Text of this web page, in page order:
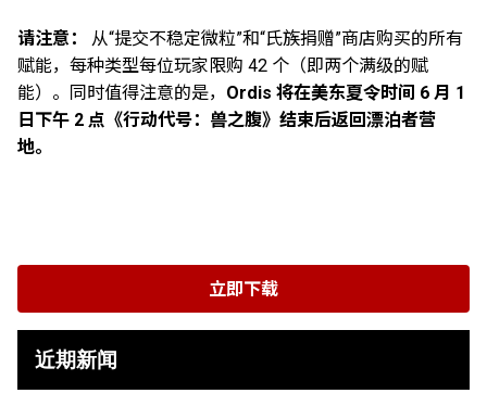
请注意：
从“提交不稳定微粒”和“氏族捐赠”商店购买的所有
赋能，每种类型每位玩家限购 42 个（即两个满级的赋
能）。同时值得注意的是， Ordis 将在美东夏令时间 6 月 1
日下午 2 点《行动代号：兽之腹》结束后返回漂泊者营
地。
立即下载
近期新闻